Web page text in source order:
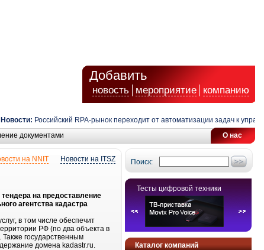
Добавить
новость мероприятие компанию
Российский RPA-рынок переходит от автоматизации задач к
О нас
документами
Поиск:
Тесты цифровой техники
Каталог компаний
Новости на ITSZ
на NNIT
на предоставление
агентства кадастра
в том числе обеспечит
РФ (по два объекта в
государственным
домена kadastr.ru.